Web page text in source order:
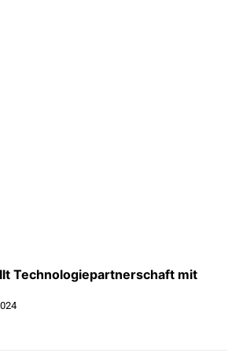
Technologiepartnerschaft mit